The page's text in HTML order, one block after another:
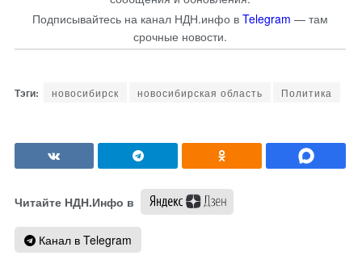
Подписывайтесь на канал НДН.инфо в Telegram — там
срочные новости.
новосибирск новосибирская область Политика
Читайте НДН.Инфо в
Канал в Telegram